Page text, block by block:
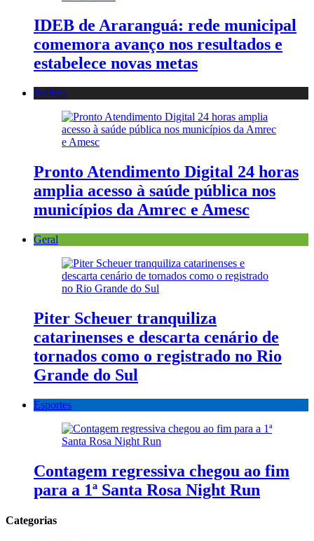
IDEB de Araranguá: rede municipal
comemora avanço nos resultados e
estabelece novas metas
Política
Pronto Atendimento Digital 24 horas
amplia acesso à saúde pública nos
municípios da Amrec e Amesc
Geral
Piter Scheuer tranquiliza
catarinenses e descarta cenário de
tornados como o registrado no Rio
Grande do Sul
Esportes
Contagem regressiva chegou ao fim
para a 1ª Santa Rosa Night Run
Categorias